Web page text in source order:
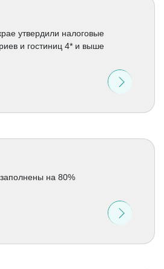
утвердили налоговые
и гостиниц 4* и выше
на 80%